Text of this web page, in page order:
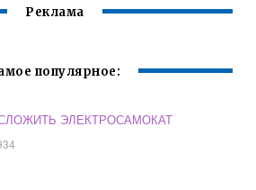
Реклама
популярное:
ЭЛЕКТРОСАМОКАТ